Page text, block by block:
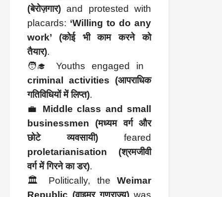
(बेरोज़गार) and protested with
placards: ‘Willing to do any
work’ (कोई भी काम करने को
तैयार).
🧑‍🎓 Youths engaged in
criminal activities (आपराधिक
गतिविधियों में लिप्त).
💼 Middle class and small
businessmen (मध्यम वर्ग और
छोटे व्यवसायी)feared
proletarianisation (श्रमजीवी
वर्ग में गिरने का डर).
🏛️ Politically, the Weimar
Republic (वाइमर गणराज्य) was